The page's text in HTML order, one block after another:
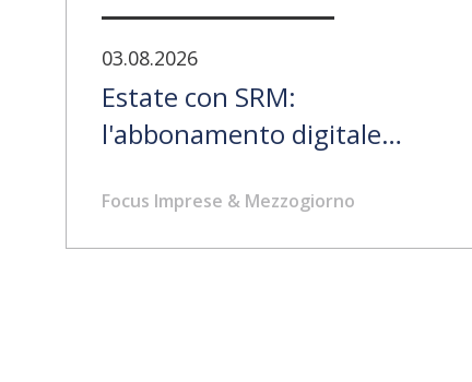
03.08.2026
Estate con SRM:
l'abbonamento digitale
Focus Imprese & Mezzogiorno